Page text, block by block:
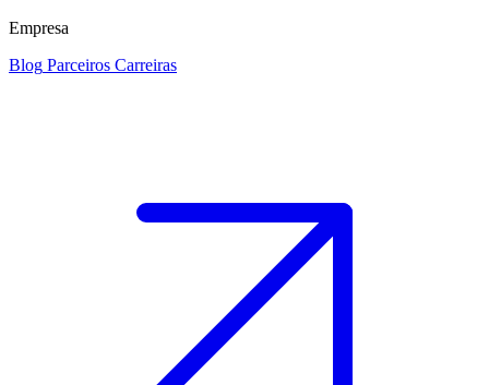
Empresa
Blog Parceiros Carreiras